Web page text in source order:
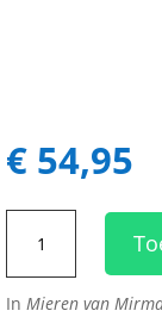
€ 54,95
Mirmar
aantal
In Mieren van